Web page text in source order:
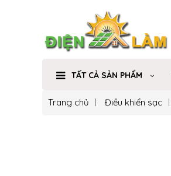
TẤT CẢ SẢN PHẨM
Trang chủ Điều khiển sạc